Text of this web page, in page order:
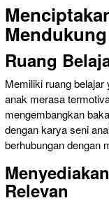
Mendukung
Ruang
Memiliki ruang
anak merasa
mengembangkan
dengan karya seni
berhubungan dengan
Relevan